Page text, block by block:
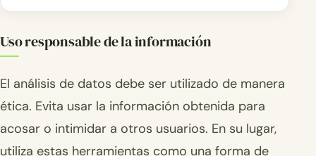
Uso responsable de la información
El análisis de datos debe ser utilizado de manera
ética. Evita usar la información obtenida para
acosar o intimidar a otros usuarios. En su lugar,
utiliza estas herramientas como una forma de